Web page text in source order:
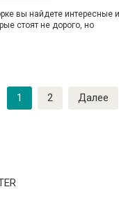
вы найдете интересные
стоят не дорого, но
1 2 Далее